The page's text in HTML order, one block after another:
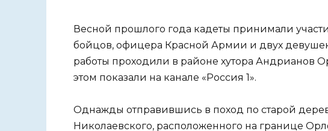
Весной прошлого года кадеты принимали
бойцов, офицера Красной Армии и двух
работы проходили в районе хутора Андрианов
этом показали на канале «Россия 1».
Однажды отправившись в поход по старой
Николаевского, расположенного на границе